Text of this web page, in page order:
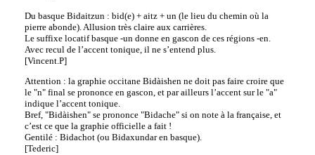
Du basque Bidaitzun : bid(e) + aitz + un (le lieu du chemin où la
pierre abonde). Allusion très claire aux carrières.
Le suffixe locatif basque -un donne en gascon de ces régions -en.
Avec recul de l’accent tonique, il ne s’entend plus.
[Vincent.P]
Attention : la graphie occitane Bidàishen ne doit pas faire croire que
le "n" final se prononce en gascon, et par ailleurs l’accent sur le "a"
indique l’accent tonique.
Bref, "Bidàishen" se prononce "Bidache" si on note à la française, et
c’est ce que la graphie officielle a fait !
Gentilé : Bidachot (ou Bidaxundar en basque).
[Tederic]